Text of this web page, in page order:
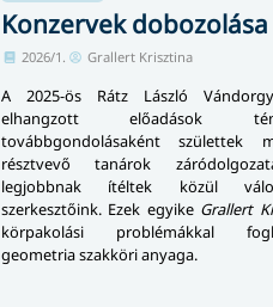
Konzervek dobozolása
2026/1. Grallert Krisztina
A 2025-ös Rátz László
elhangzott előadások
továbbgondolásaként születtek
résztvevő tanárok
legjobbnak ítéltek közül
szerkesztőink. Ezek egyike Grallert
körpakolási problémákkal
geometria szakköri anyaga.